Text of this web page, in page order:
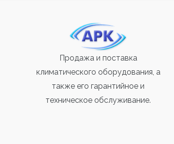
Продажа и поставка
климатического оборудования, а
также его гарантийное и
техническое обслуживание.